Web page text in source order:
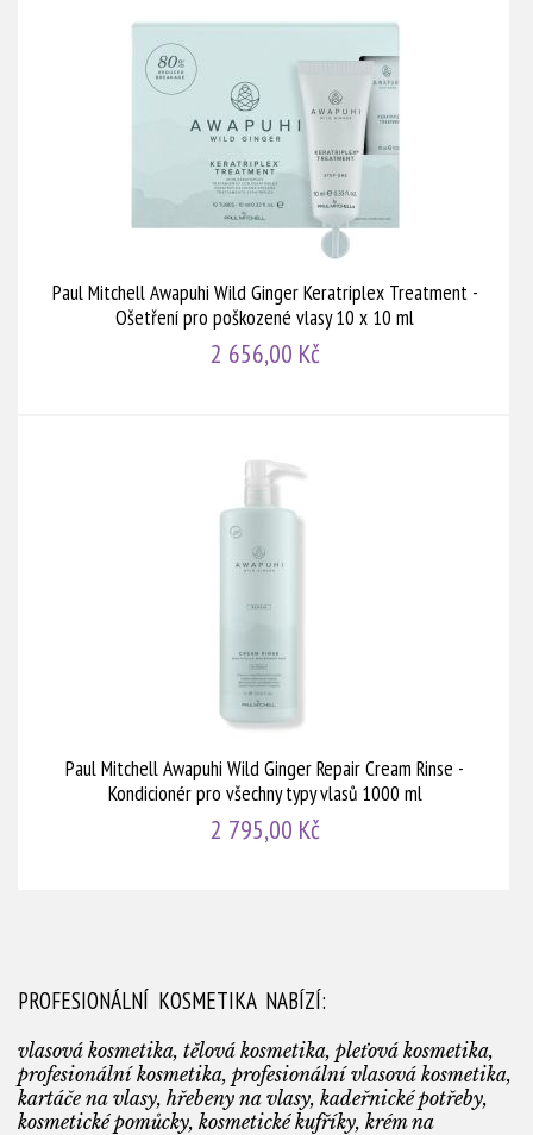
Paul Mitchell Awapuhi Wild Ginger Keratriplex Treatment -
Ošetření pro poškozené vlasy 10 x 10 ml
2 656,00 Kč
Paul Mitchell Awapuhi Wild Ginger Repair Cream Rinse -
Kondicionér pro všechny typy vlasů 1000 ml
2 795,00 Kč
PROFESIONÁLNÍ KOSMETIKA NABÍZÍ:
vlasová kosmetika, tělová kosmetika, pleťová kosmetika,
profesionální kosmetika, profesionální vlasová kosmetika,
kartáče na vlasy, hřebeny na vlasy, kadeřnické potřeby,
kosmetické pomůcky, kosmetické kufříky, krém na